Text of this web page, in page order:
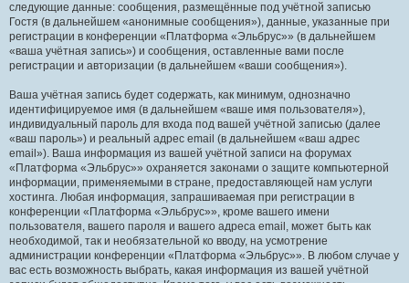
следующие данные: сообщения, размещённые под учётной записью
Гостя (в дальнейшем «анонимные сообщения»), данные, указанные при
регистрации в конференции «Платформа «Эльбрус»» (в дальнейшем
«ваша учётная запись») и сообщения, оставленные вами после
регистрации и авторизации (в дальнейшем «ваши сообщения»).
Ваша учётная запись будет содержать, как минимум, однозначно
идентифицируемое имя (в дальнейшем «ваше имя пользователя»),
индивидуальный пароль для входа под вашей учётной записью (далее
«ваш пароль») и реальный адрес email (в дальнейшем «ваш адрес
email»). Ваша информация из вашей учётной записи на форумах
«Платформа «Эльбрус»» охраняется законами о защите компьютерной
информации, применяемыми в стране, предоставляющей нам услуги
хостинга. Любая информация, запрашиваемая при регистрации в
конференции «Платформа «Эльбрус»», кроме вашего имени
пользователя, вашего пароля и вашего адреса email, может быть как
необходимой, так и необязательной ко вводу, на усмотрение
администрации конференции «Платформа «Эльбрус»». В любом случае у
вас есть возможность выбрать, какая информация из вашей учётной